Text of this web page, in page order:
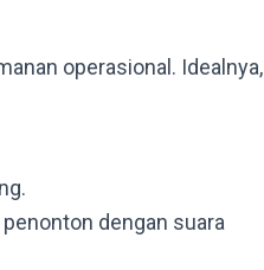
operasional. Idealnya,
dengan suara